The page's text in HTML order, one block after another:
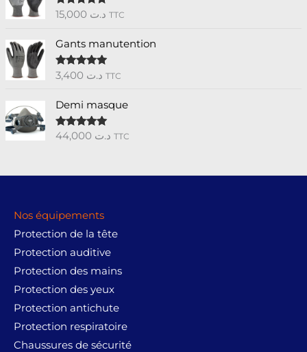
Note5.00د.ت TTC
Gants manutention
Note5.00د.ت TTC
Demi masque
Note5.00د.ت TTC
Nos équipements
Protection de la tête
Protection auditive
Protection des mains
Protection des yeux
Protection antichute
Protection respiratoire
Chaussures de sécurité